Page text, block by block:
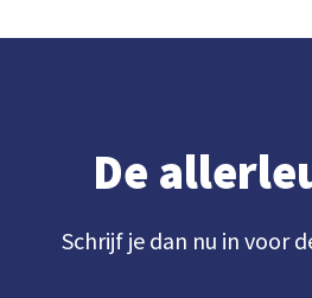
De
Schrijf je dan nu in voor